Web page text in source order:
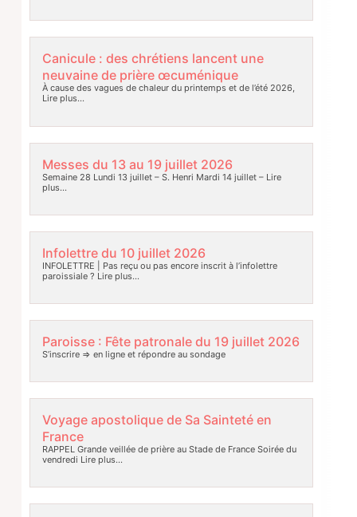
Canicule : des chrétiens lancent une
neuvaine de prière œcuménique
À cause des vagues de chaleur du printemps et de l’été 2026,
Lire plus…
Messes du 13 au 19 juillet 2026
Semaine 28 Lundi 13 juillet – S. Henri Mardi 14 juillet –Lire
plus…
Infolettre du 10 juillet 2026
INFOLETTRE | Pas reçu ou pas encore inscrit à l’infolettre
paroissiale ? Lire plus…
Paroisse : Fête patronale du 19 juillet 2026
S’inscrire => en ligne et répondre au sondage
Voyage apostolique de Sa Sainteté en
France
RAPPEL Grande veillée de prière au Stade de France Soirée du
vendredi Lire plus…